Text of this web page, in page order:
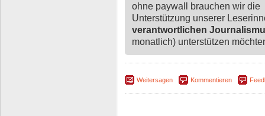
ohne paywall brauchen wir die
Unterstützung unserer
verantwortlichen
monatlich) unterstützen
Weitersagen Kommentieren